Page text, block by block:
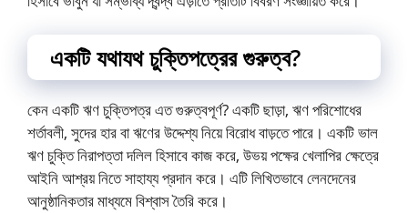
একটি যথাযথ চুক্তিপত্রের গুরুত্ব?
কেন একটি ঋণ চুক্তিপত্র এত গুরুত্বপূর্ণ? একটি ছাড়া, ঋণ পরিশোধের
শর্তাবলী, সুদের হার বা ঋণের উদ্দেশ্য নিয়ে বিরোধ বাড়তে পারে। একটি ভাল
ঋণ চুক্তি নিরাপত্তা দলিল হিসাবে কাজ করে, উভয় পক্ষের খেলাপির ক্ষেত্রে
আইনি আশ্রয় নিতে সাহায্য প্রদান করে। এটি লিখিতভাবে লেনদেনের
আনুষ্ঠানিকতার মাধ্যমে বিশ্বাস তৈরি করে।